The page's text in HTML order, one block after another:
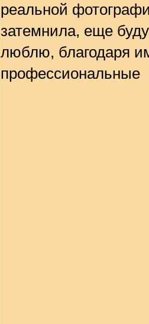
реальной
затемнила, еще
люблю, благодаря
профессиональные